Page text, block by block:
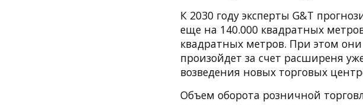
К 2030 году эксперты G&T
еще на 140.000 квадратных
квадратных метров. При этом
произойдет за счет расширеня
возведения новых торговых
Объем оборота розничной